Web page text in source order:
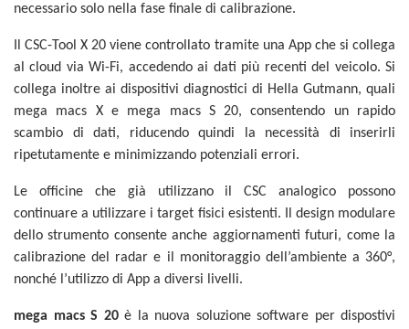
necessario solo nella fase finale di calibrazione.
Il CSC-Tool X 20 viene controllato tramite una App che si collega
al cloud via Wi-Fi, accedendo ai dati più recenti del veicolo. Si
collega inoltre ai dispositivi diagnostici di Hella Gutmann, quali
mega macs X e mega macs S 20, consentendo un rapido
scambio di dati, riducendo quindi la necessità di inserirli
ripetutamente e minimizzando potenziali errori.
Le officine che già utilizzano il CSC analogico possono
continuare a utilizzare i target fisici esistenti. Il design modulare
dello strumento consente anche aggiornamenti futuri, come la
calibrazione del radar e il monitoraggio dell’ambiente a 360°,
nonché l’utilizzo di App a diversi livelli.
mega macs S 20 è la nuova soluzione software per dispostivi